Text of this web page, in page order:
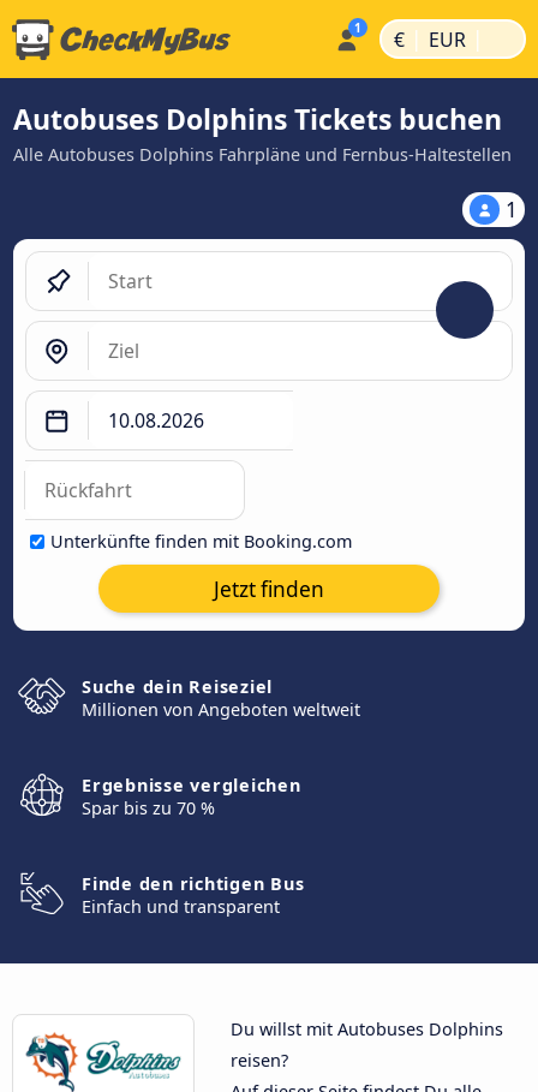
€ | EUR |
Autobuses Dolphins Tickets buchen
Alle Autobuses Dolphins Fahrpläne und Fernbus-Haltestellen
1
Unterkünfte finden mit Booking.com
Jetzt finden
Suche dein Reiseziel
Millionen von Angeboten weltweit
Ergebnisse vergleichen
Spar bis zu 70 %
Finde den richtigen Bus
Einfach und transparent
Du willst mit Autobuses Dolphins
reisen?